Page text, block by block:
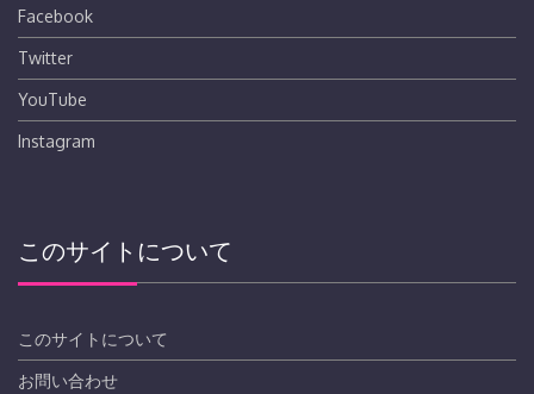
Facebook
Twitter
YouTube
Instagram
このサイトについて
このサイトについて
お問い合わせ